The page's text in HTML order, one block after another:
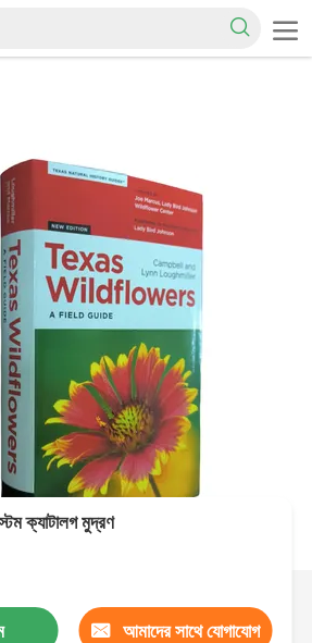
ক্যাটালগ মুদ্রণ
আমাদের সাথে যোগাযোগ